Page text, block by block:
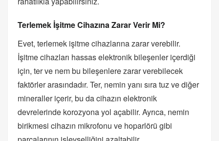
Terlemek İşitme Cihazına Zarar Verir Mi?
Evet, terlemek işitme cihazlarına zarar verebilir.
İşitme cihazları hassas elektronik bileşenler içerdiği
için, ter ve nem bu bileşenlere zarar verebilecek
faktörler arasındadır. Ter, nemin yanı sıra tuz ve diğer
mineraller içerir, bu da cihazın elektronik
devrelerinde korozyona yol açabilir. Ayrıca, nemin
birikmesi cihazın mikrofonu ve hoparlörü gibi